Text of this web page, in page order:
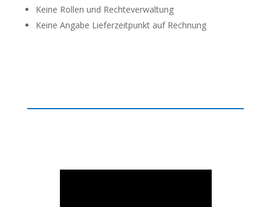
Keine Rollen und Rechteverwaltung
Keine Angabe Lieferzeitpunkt auf Rechnung